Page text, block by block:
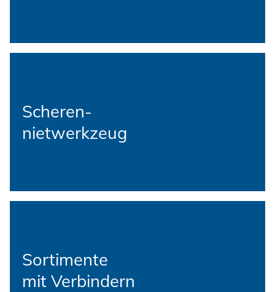
Scheren-
nietwerkzeug
Sortimente
mit Verbindern